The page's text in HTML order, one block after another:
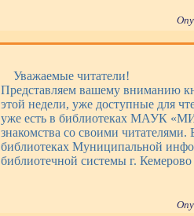
Уважаемые читатели!
Представляем вашему вниманию
этой недели, уже доступные для
уже есть в библиотеках МАУК
знакомства со своими читателями.
библиотеках Муниципальной
библиотечной системы г. Кемерово